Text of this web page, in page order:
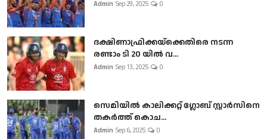
Admin Sep 29, 2025 0
ദക്ഷിണാഫ്രിക്കയ്‌ക്കെതിരെ നടന്ന
രണ്ടാം ടി 20 യിൽ വ...
Admin Sep 13, 2025 0
സെമിയിൽ കാലിക്കറ്റ് ഗ്ലോബ് സ്റ്റാർസിനെ
തകർത്ത് കൊച...
Admin Sep 6, 2025 0